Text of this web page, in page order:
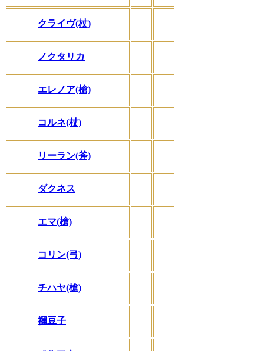
クライヴ(杖)
ノクタリカ
エレノア(槍)
コルネ(杖)
リーラン(斧)
ダクネス
エマ(槍)
コリン(弓)
チハヤ(槍)
禰豆子